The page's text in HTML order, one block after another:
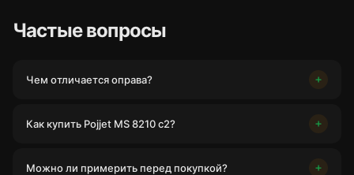
Частые вопросы
Чем отличается оправа?
Как купить Pojjet MS 8210 c2?
Можно ли примерить перед покупкой?